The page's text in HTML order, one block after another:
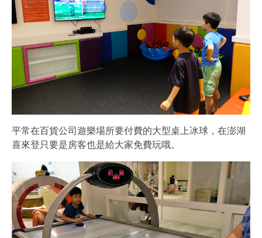
平常在百貨公司遊樂場所要付費的大型桌上冰球，在澎湖
喜來登只要是房客也是給大家免費玩哦。